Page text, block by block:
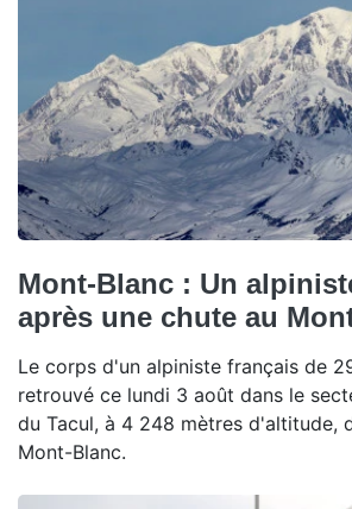
Mont-Blanc : Un
après une chute au
Le corps d'un alpiniste français de
retrouvé ce lundi 3 août dans le
du Tacul, à 4 248 mètres d'altitude,
Mont-Blanc.